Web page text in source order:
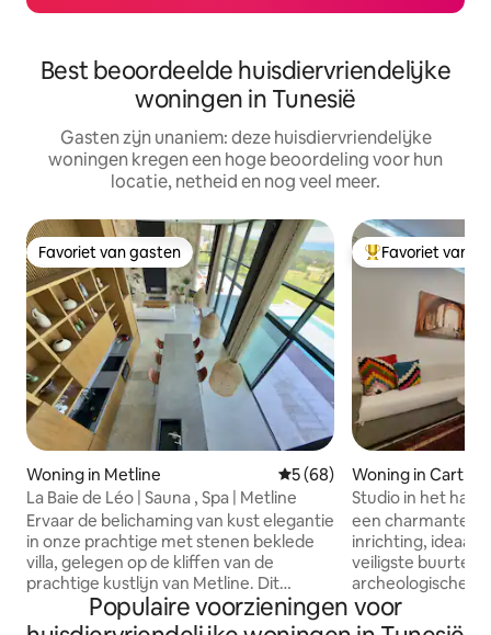
Best beoordeelde huisdiervriendelijke
woningen in Tunesië
Gasten zijn unaniem: deze huisdiervriendelijke
woningen kregen een hoge beoordeling voor hun
locatie, netheid en nog veel meer.
Favoriet van gasten
Favoriet van gasten
Woning in Metline Gemiddelde beoordeling
5 (68)
La Baie de Léo | Sauna , Spa | Metline
Ervaar de belichaming van kust elegantie
in onze prachtige met stenen beklede
villa, gelegen op de kliffen van de
prachtige kustlijn van Metline. Dit
pittoreske toevluchtsoord biedt een
ongeëvenaarde mix van moderne luxe,
Topfavoriet van
Favoriet van
Woning in
Studio in het hart
site van Carthago
een charmante
inrichting, ideaal
veiligste buurten
archeologische
heeft een
bestaande uit
Populaire voorzieningen voor